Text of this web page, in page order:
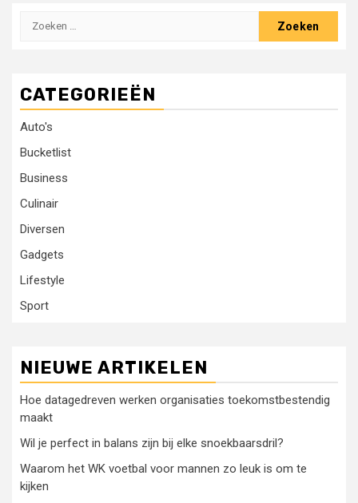
Zoeken
CATEGORIEËN
Auto's
Bucketlist
Business
Culinair
Diversen
Gadgets
Lifestyle
Sport
NIEUWE ARTIKELEN
Hoe datagedreven werken organisaties toekomstbestendig
maakt
Wil je perfect in balans zijn bij elke snoekbaarsdril?
Waarom het WK voetbal voor mannen zo leuk is om te
kijken